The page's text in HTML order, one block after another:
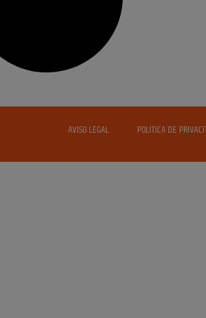
AVISO LEGAL POLITICA DE